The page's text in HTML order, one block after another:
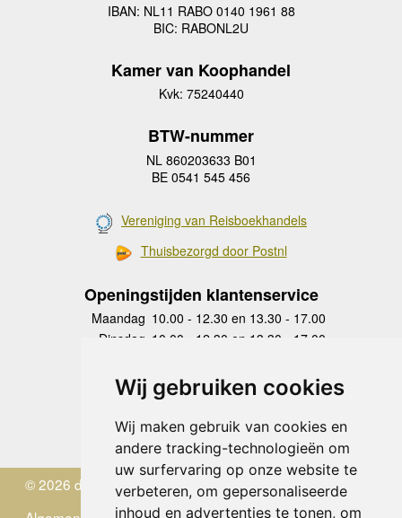
Wij gebruiken cookies
Wij maken gebruik van cookies en
andere tracking-technologieën om
uw surfervaring op onze website te
verbeteren, om gepersonaliseerde
inhoud en advertenties te tonen, om
IBAN: NL11 RABO 0140 1961 88
BIC: RABONL2U
Kamer van Koophandel
Kvk: 75240440
BTW-nummer
NL 860203633 B01
BE 0541 545 456
Vereniging van Reisboekhandels
Thuisbezorgd door Postnl
Openingstijden klantenservice
Maandag 10.00 - 12.30 en 13.30 - 17.00
Dinsdag 10.00 - 12.30 en 13.30 - 17.00
Donderdag
10.00 - 12.30 en 13.30 - 17.00
Vrijdag 10.00 - 12.30 en 13.30 - 17.00
Zaterdag
gesloten
Zondag gesloten
© 2026 de Zwerver